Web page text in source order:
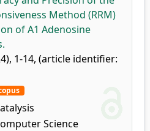
Method (RRM)
of A1 Adenosine
1-14, (article identifier:
Science